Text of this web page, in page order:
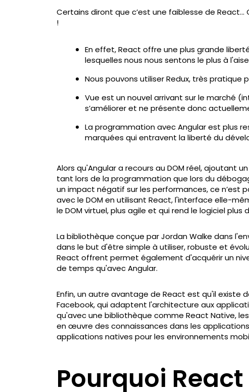
Certains diront que c’est une faiblesse de
!
En effet, React offre une plus grande
lesquelles nous nous sentons le plus à
Nous pouvons utiliser Redux, très
Vue est un nouvel arrivant sur le marché
s’améliorer et ne présente donc
La programmation avec Angular est plus
marquées qui entravent la liberté du
Alors qu'Angular a recours au DOM réel, ajoutant
tant lors de la programmation que lors du
un impact négatif sur les performances, ce n’est
avec le DOM en utilisant React, l'interface elle-
le DOM virtuel, plus agile et qui rend le logiciel plus
La bibliothèque conçue par Jordan Walke dans
dans le but d'être simple à utiliser, robuste et
React offrent permet également d'acquérir un
de temps qu'avec Angular.
Enfin, un autre avantage de React est qu'il existe
Facebook, qui adaptent l'architecture aux
qu'avec une bibliothèque comme React Native,
en œuvre des connaissances dans les
applications natives pour les environnements
Pourquoi